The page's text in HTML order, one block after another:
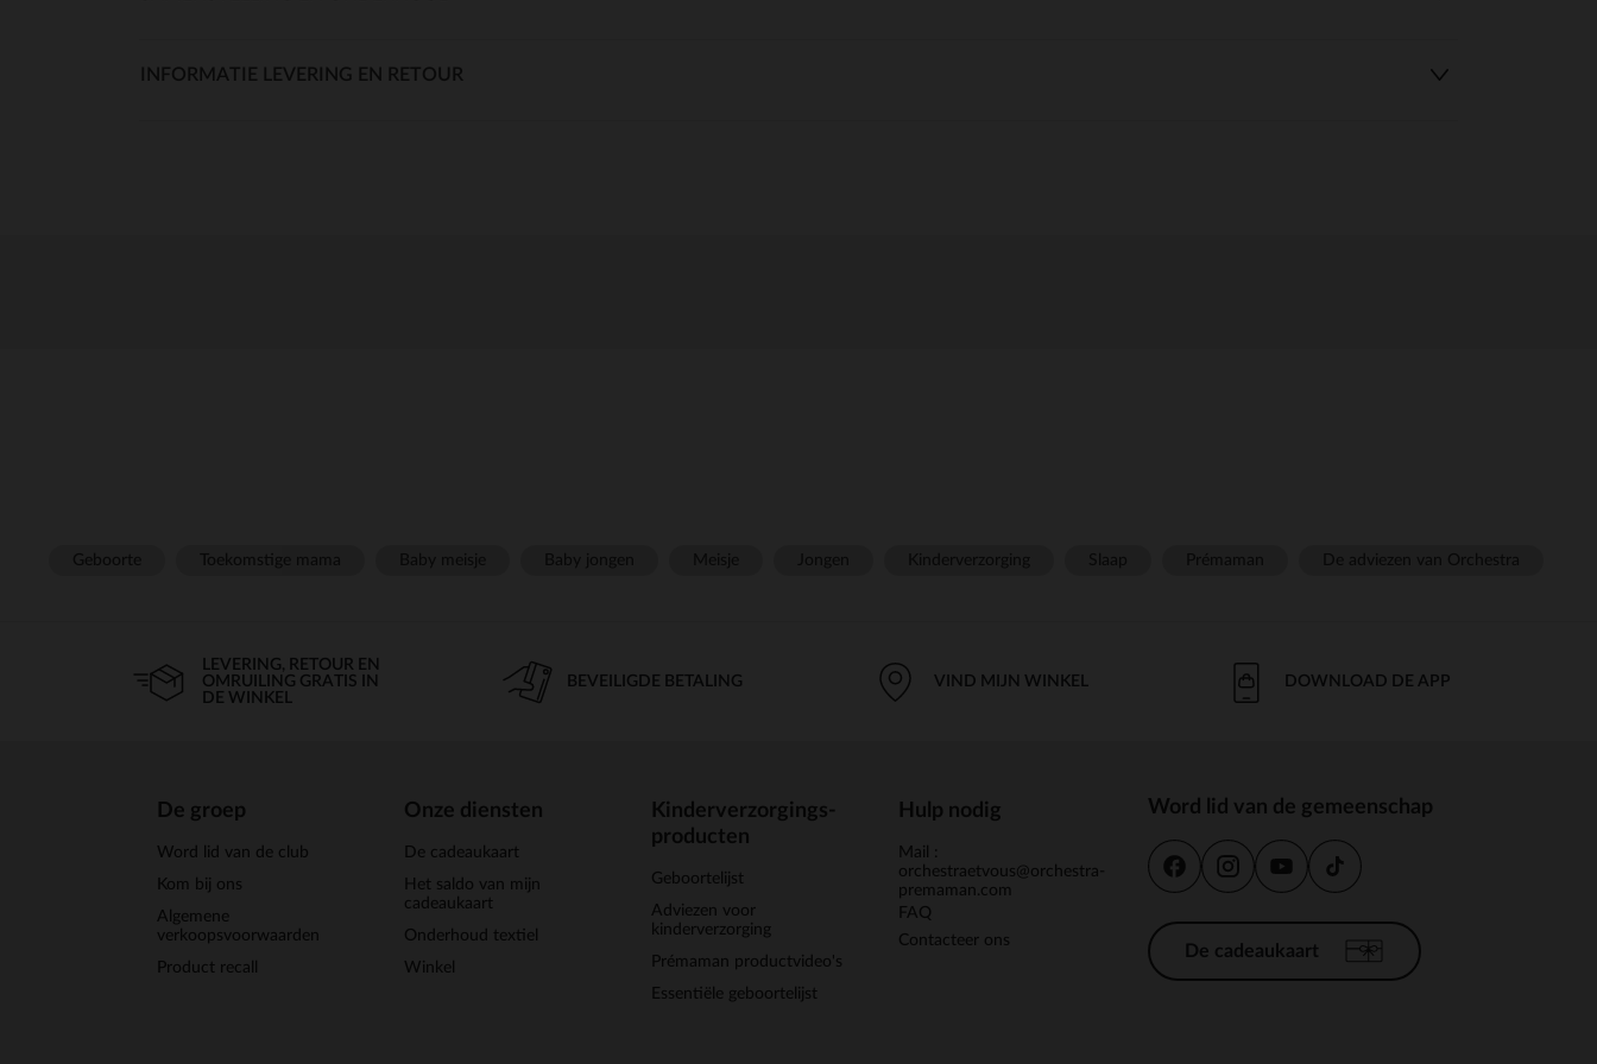
INFORMATIE LEVERING EN RETOUR
LEVERING, RETOUR EN
OMRUILING GRATIS IN
DE WINKEL
BEVEILIGDE BETALING VIND MIJN WINKEL DOWNLOAD DE APP
De groep
Word lid van de club
Kom bij ons
Algemene
verkoopsvoorwaarden
Product recall
Onze diensten
De cadeaukaart
Het saldo van mijn
cadeaukaart
Onderhoud textiel
Winkel
Kinderverzorgings-
producten
Geboortelijst
Adviezen voor
kinderverzorging
Prémaman productvideo's
Essentiële geboortelijst
Hulp nodig
Mail :
orchestraetvous@orchestra-
premaman.com
FAQ
Contacteer ons
Word lid van de gemeenschap
De cadeaukaart